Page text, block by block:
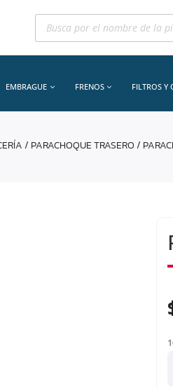
Búsqueda
productos
EMBRAGUE FRENOS FILTROS Y
/ PARACHOQUE TRASERO/